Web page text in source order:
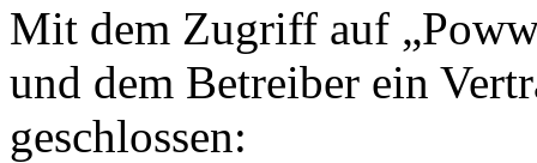
Mit dem Zugriff auf
und dem Betreiber ein
geschlossen: